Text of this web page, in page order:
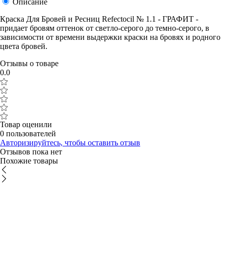
Краска Для Бровей и Ресниц Refectocil № 1.1 - ГРАФИТ -
придает бровям оттенок от светло-серого до темно-серого, в
зависимости от времени выдержки краски на бровях и родного
цвета бровей.
Отзывы о товаре
0.0
Товар оценили
0 пользователей
Авторизируйтесь, чтобы оставить отзыв
Отзывов пока нет
Похожие товары